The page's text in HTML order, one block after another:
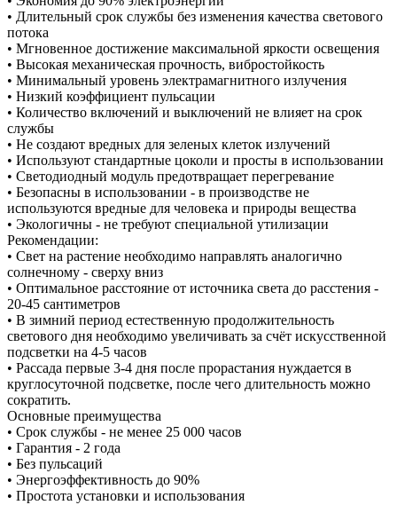
• Длительный срок службы без изменения качества светового
потока
• Мгновенное достижение максимальной яркости освещения
• Высокая механическая прочность, вибростойкость
• Минимальный уровень электрамагнитного излучения
• Низкий коэффициент пульсации
• Количество включений и выключений не влияет на срок
службы
• Не создают вредных для зеленых клеток излучений
• Используют стандартные цоколи и просты в использовании
• Светодиодный модуль предотвращает перегревание
• Безопасны в использовании - в производстве не
используются вредные для человека и природы вещества
• Экологичны - не требуют специальной утилизации
Рекомендации:
• Свет на растение необходимо направлять аналогично
солнечному - сверху вниз
• Оптимальное расстояние от источника света до расстения -
20-45 сантиметров
• В зимний период естественную продолжительность
светового дня необходимо увеличивать за счёт искусственной
подсветки на 4-5 часов
• Рассада первые 3-4 дня после прорастания нуждается в
круглосуточной подсветке, после чего длительность можно
сократить.
Основные преимущества
• Срок службы - не менее 25 000 часов
• Гарантия - 2 года
• Без пульсаций
• Энергоэффективность до 90%
• Простота установки и использования